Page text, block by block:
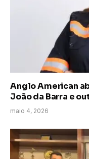
Anglo American
João da Barra e
maio 4, 2026